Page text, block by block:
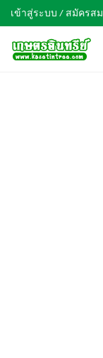
เข้าสู่ระบบ / สมัครส